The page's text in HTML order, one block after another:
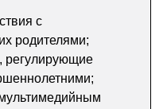
с
родителями;
регулирующие